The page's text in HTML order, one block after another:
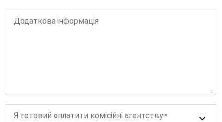
Додаткова інформація
Я готовий оплатити комісійні агентству